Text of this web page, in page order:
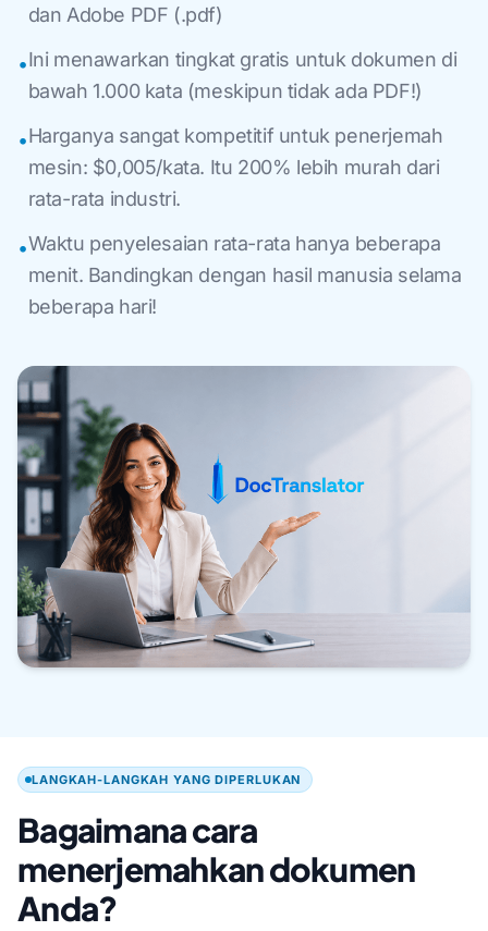
dan Adobe PDF (.pdf)
•Ini menawarkan tingkat gratis untuk dokumen di
bawah 1.000 kata (meskipun tidak ada PDF!)
•Harganya sangat kompetitif untuk penerjemah
mesin: $0,005/kata. Itu 200% lebih murah dari
rata-rata industri.
•Waktu penyelesaian rata-rata hanya beberapa
menit. Bandingkan dengan hasil manusia selama
beberapa hari!
LANGKAH-LANGKAH YANG DIPERLUKAN
Bagaimana cara
menerjemahkan dokumen
Anda?